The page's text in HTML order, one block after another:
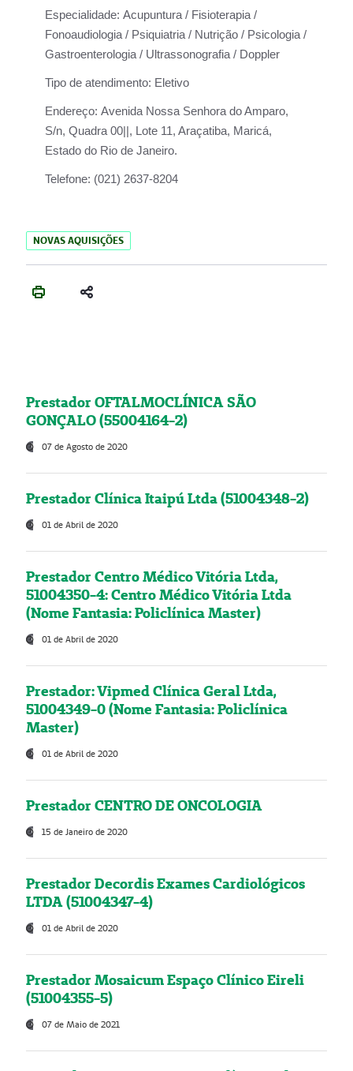
Especialidade: Acupuntura / Fisioterapia /
Fonoaudiologia / Psiquiatria / Nutrição / Psicologia /
Gastroenterologia / Ultrassonografia / Doppler
Tipo de atendimento: Eletivo
Endereço: Avenida Nossa Senhora do Amparo,
S/n, Quadra 00||, Lote 11, Araçatiba, Maricá,
Estado do Rio de Janeiro.
Telefone: (021) 2637-8204
NOVAS AQUISIÇÕES
Prestador OFTALMOCLÍNICA SÃO
GONÇALO (55004164-2)
07 de Agosto de 2020
Prestador Clínica Itaipú Ltda (51004348-2)
01 de Abril de 2020
Prestador Centro Médico Vitória Ltda,
51004350-4: Centro Médico Vitória Ltda
(Nome Fantasia: Policlínica Master)
01 de Abril de 2020
Prestador: Vipmed Clínica Geral Ltda,
51004349-0 (Nome Fantasia: Policlínica
Master)
01 de Abril de 2020
Prestador CENTRO DE ONCOLOGIA
15 de Janeiro de 2020
Prestador Decordis Exames Cardiológicos
LTDA (51004347-4)
01 de Abril de 2020
Prestador Mosaicum Espaço Clínico Eireli
(51004355-5)
07 de Maio de 2021